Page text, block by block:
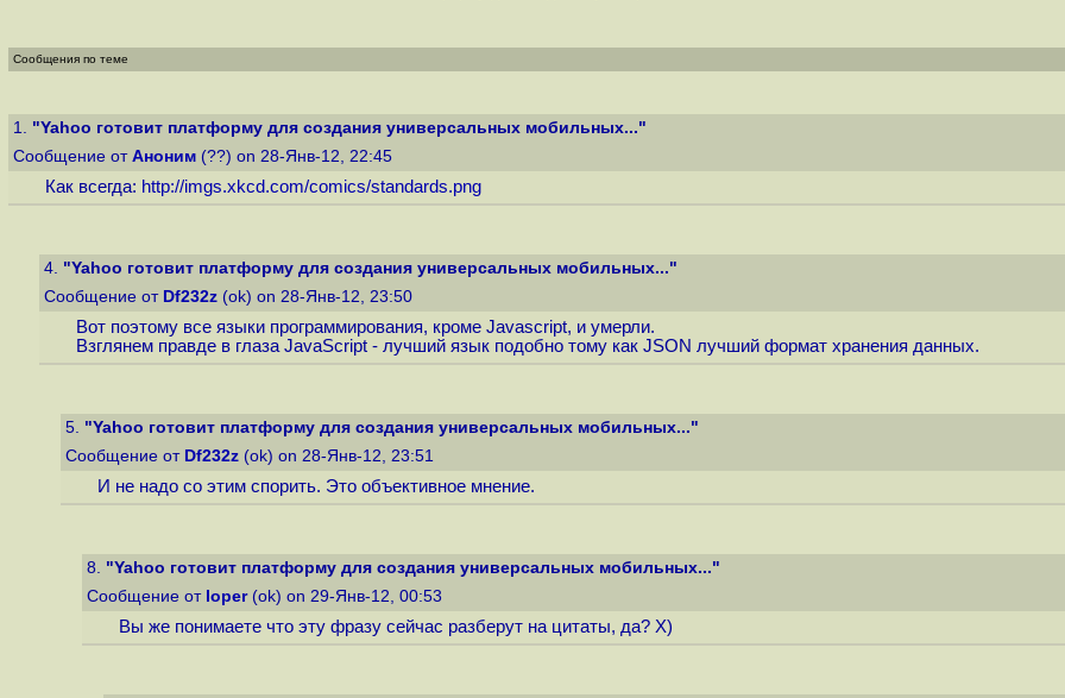
Сообщения по теме
1. "Yahoo готовит платформу для создания универсальных мобильных..."
Сообщение от Аноним (??) on 28-Янв-12, 22:45
Как всегда: http://imgs.xkcd.com/comics/standards.png
4. "Yahoo готовит платформу для создания универсальных мобильных..."
Сообщение от Df232z (ok) on 28-Янв-12, 23:50
Вот поэтому все языки программирования, кроме Javascript, и умерли.
Взглянем правде в глаза JavaScript - лучший язык подобно тому как JSON лучший формат хранения данных.
5. "Yahoo готовит платформу для создания универсальных мобильных..."
Сообщение от Df232z (ok) on 28-Янв-12, 23:51
И не надо со этим спорить. Это объективное мнение.
8. "Yahoo готовит платформу для создания универсальных мобильных..."
Сообщение от loper(ok) on 29-Янв-12, 00:53
Вы же понимаете что эту фразу сейчас разберут на цитаты, да? X)